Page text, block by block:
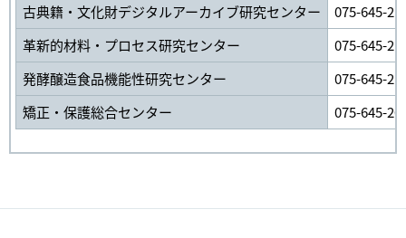
古典籍・文化財デジタルアーカイブ研究センター
075-645-
革新的材料・プロセス研究センター
075-645-
発酵醸造食品機能性研究センター
075-645-
矯正・保護総合センター
075-645-